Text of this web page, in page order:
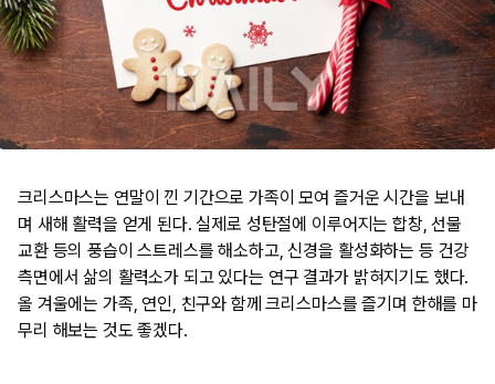
크리스마스는 연말이 낀 기간으로 가족이 모여 즐거운 시간을 보내
며 새해 활력을 얻게 된다. 실제로 성탄절에 이루어지는 합창, 선물
교환 등의 풍습이 스트레스를 해소하고, 신경을 활성화하는 등 건강
측면에서 삶의 활력소가 되고 있다는 연구 결과가 밝혀지기도 했다.
올 겨울에는 가족, 연인, 친구와 함께 크리스마스를 즐기며 한해를 마
무리 해보는 것도 좋겠다.